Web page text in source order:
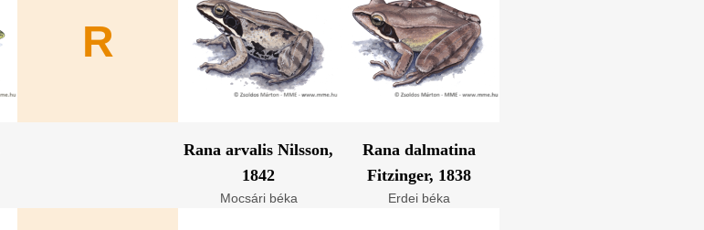
R
Mocsári béka
Rana arvalis Nilsson,
1842
Erdei béka
Rana dalmatina
Fitzinger, 1838